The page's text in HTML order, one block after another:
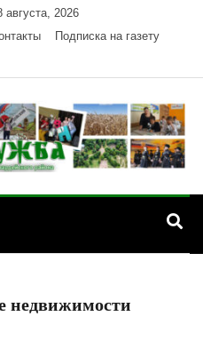
августа, 2026
Подписка на газету
— газета
Республики Адыгея
недвижимости